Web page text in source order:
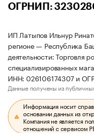
ОГРНИП:
ИП Латыпов Ильнур
регионе — Республика
деятельности: Торговля
специализированных
ИНН: 026106174307 и
Данные получены из
Информация носит
основании данных из
Компания не является
отношений с сервисом